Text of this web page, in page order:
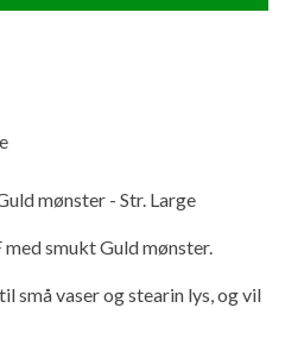
at vide
campingvogn
og sikkerhedsapp
vand i campingvognen
mønster - Str. Large
smukt Guld mønster.
små vaser og stearin lys, og vil